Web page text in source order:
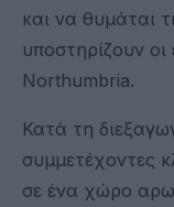
και να θυμάται
υποστηρίζουν
Northumbria.
Κατά τη
συμμετέχοντες
σε ένα χώρο